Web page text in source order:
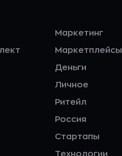
Маркетинг
Маркетплейсы
Деньги
Личное
Ритейл
Россия
Стартапы
Технологии